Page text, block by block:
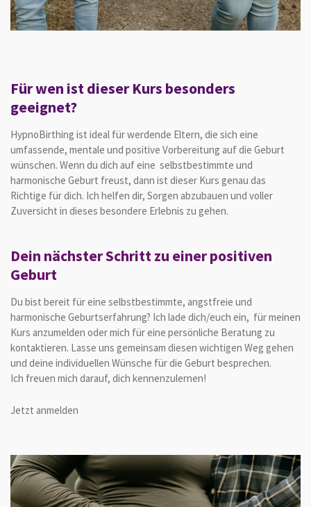
Für wen ist dieser Kurs besonders
geeignet?
HypnoBirthing ist ideal für werdende Eltern, die sich eine
umfassende, mentale und positive Vorbereitung auf die Geburt
wünschen. Wenn du dich auf eine selbstbestimmte und
harmonische Geburt freust, dann ist dieser Kurs genau das
Richtige für dich. Ich helfen dir, Sorgen abzubauen und voller
Zuversicht in dieses besondere Erlebnis zu gehen.
Dein nächster Schritt zu einer positiven
Geburt
Du bist bereit für eine selbstbestimmte, angstfreie und
harmonische Geburtserfahrung? Ich lade dich/euch ein, für meinen
Kurs anzumelden oder mich für eine persönliche Beratung zu
kontaktieren. Lasse uns gemeinsam diesen wichtigen Weg gehen
und deine individuellen Wünsche für die Geburt besprechen.
Ich freuen mich darauf, dich kennenzulernen!
Jetzt anmelden